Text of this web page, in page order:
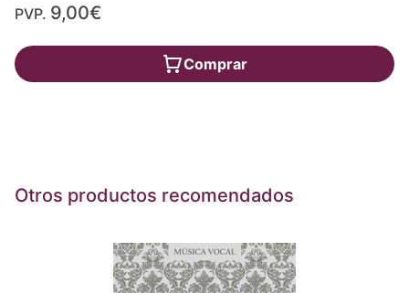
PVP. 9,00€
Comprar
Otros productos recomendados